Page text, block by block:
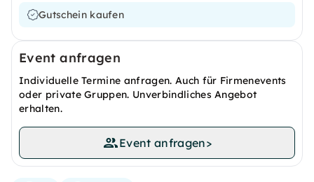
Gutschein kaufen
Event anfragen
Individuelle Termine anfragen. Auch für Firmenevents
oder private Gruppen. Unverbindliches Angebot
erhalten.
Event anfragen>